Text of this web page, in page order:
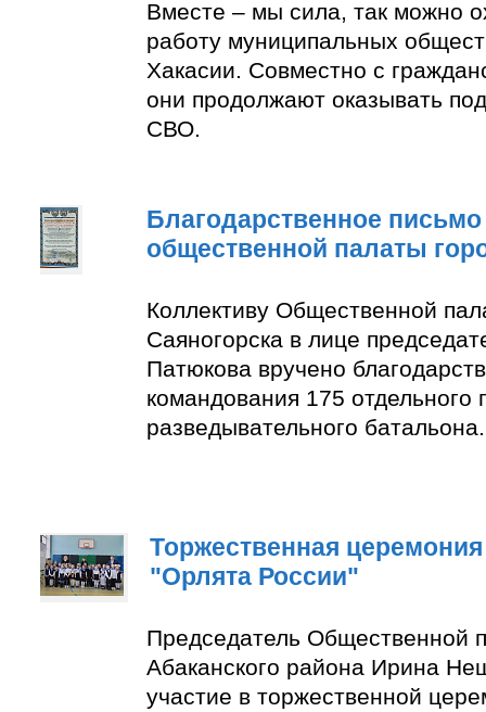
Вместе – мы сила, так можно
работу муниципальных
Хакасии. Совместно с
они продолжают оказывать
СВО.
Благодарственное письмо
общественной палаты
Коллективу Общественной
Саяногорска в лице
Патюкова вручено
командования 175 отдельного
разведывательного батальона.
Торжественная
"Орлята России"
Председатель Общественной
Абаканского района Ирина
участие в торжественной